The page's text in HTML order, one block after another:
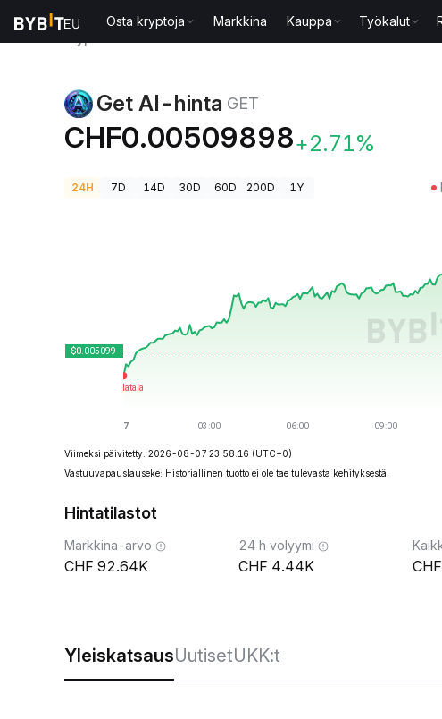
Osta kryptoja Markkina Kauppa Työkalut
Get AI-hinta GET
CHF0.00509898+2.71%
24H 7D 14D 30D 60D 200D 1Y
Viimeksi päivitetty: 2026-08-07 23:58:16 (UTC+0)
Vastuuvapauslauseke: Historiallinen tuotto ei ole tae tulevasta kehityksestä.
Hintatilastot
Markkina-arvo
92.64K
24 h volyymi
4.44K
YleiskatsausUutisetUKK:t